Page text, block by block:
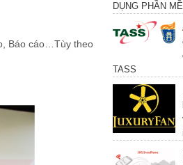
DỤNG PHẦN
TASS
Báo cáo…Tùy theo